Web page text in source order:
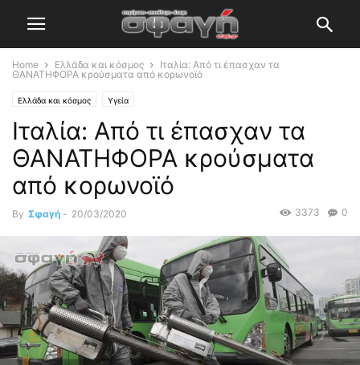
Home Ελλάδα και κόσμος
Ιταλία: Από τι έπασχαν τα
ΘΑΝΑΤΗΦΟΡΑ κρούσματα από κορωνοϊό
Ελλάδα και κόσμος Υγεία
Ιταλία: Από τι έπασχαν τα
ΘΑΝΑΤΗΦΟΡΑ κρούσματα
από κορωνοϊό
By Σφαγή - 20/03/2020 0
3373